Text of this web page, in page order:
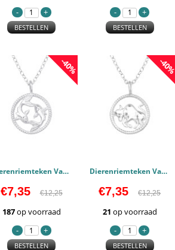
BESTELLEN BESTELLEN
-40%
Dierenriemteken Van Vissen - 925 sterling zilver Kettingen PCJW38804
€7,35 €12,25
187op voorraad
BESTELLEN
-40%
Dierenriemteken Van De Stier - 925 sterling zilver Kettingen PCJW38789
€7,35 €12,25
21 op voorraad
BESTELLEN